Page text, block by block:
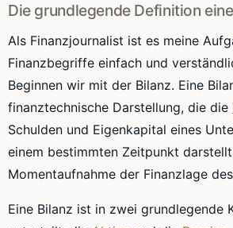
Die grundlegende Definition
Als Finanzjournalist ist es meine
Finanzbegriffe einfach und
Beginnen wir mit der Bilanz. Eine
finanztechnische Darstellung, die die
Schulden und Eigenkapital eines
einem bestimmten Zeitpunkt
Momentaufnahme der Finanzlage
Eine Bilanz ist in zwei grundlegende